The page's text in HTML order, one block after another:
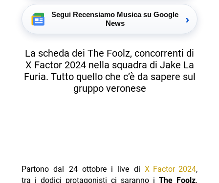
Segui Recensiamo Musica su Google
News
›
La scheda dei The Foolz, concorrenti di
X Factor 2024 nella squadra di Jake La
Furia. Tutto quello che c’è da sapere sul
gruppo veronese
Partono dal 24 ottobre i live diX Factor 2024,
tra i dodici protagonisti ci saranno iThe Foolz.